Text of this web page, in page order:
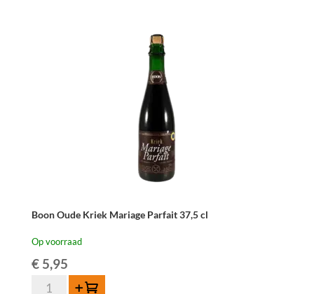
Boon Oude Kriek Mariage Parfait 37,5 cl
Op voorraad
€5,95
Boon
Toevoegen